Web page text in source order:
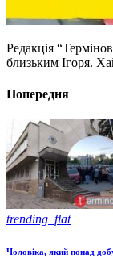
Редакція
близьким Ігоря.
Попередня
trending_flat
Чоловіка, який понад